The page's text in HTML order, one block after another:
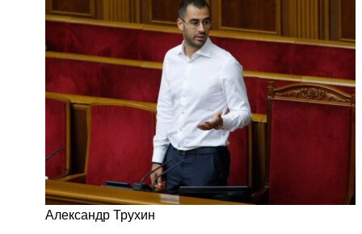
Александр Трухин